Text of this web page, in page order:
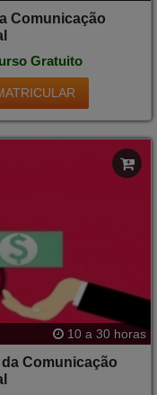
Comunicação
Gratuito
10 a 30 horas
Comunicação